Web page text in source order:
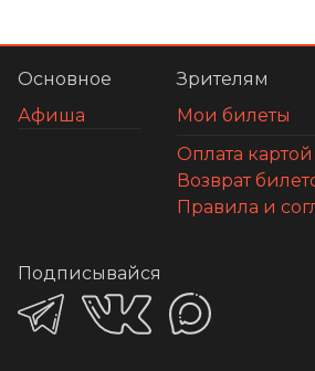
Основное
Афиша
Зрителям
Мои билеты
Оплата картой
Возврат
Правила и
Подписывайся